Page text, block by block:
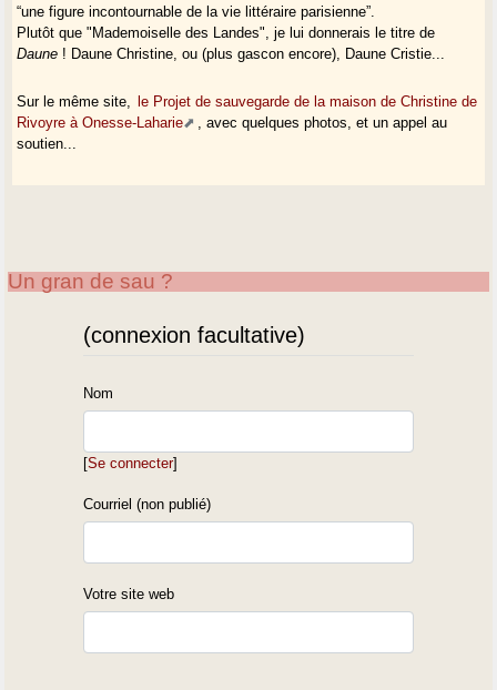
“une figure incontournable de la vie littéraire parisienne”.
Plutôt que "Mademoiselle des Landes", je lui donnerais le titre de
Daune ! Daune Christine, ou (plus gascon encore), Daune Cristie...
Sur le même site,
le Projet de sauvegarde de la maison de Christine de
Rivoyre à Onesse-Laharie
, avec quelques photos, et un appel au
soutien...
Un gran de sau ?
(connexion facultative)
Nom
[Se connecter]
Courriel (non publié)
Votre site web